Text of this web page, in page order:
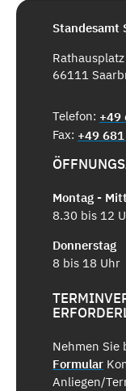
Standesamt
66111
Telefon:
Fax: +49
Montag -
8.30 bis 12
Donnerstag
8 bis 18 Uhr
Nehmen Sie
Formular
Anliegen/